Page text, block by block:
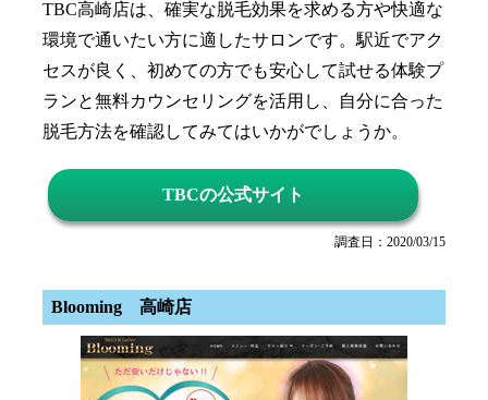
TBC高崎店は、確実な脱毛効果を求める方や快適な
環境で通いたい方に適したサロンです。駅近でアク
セスが良く、初めての方でも安心して試せる体験プ
ランと無料カウンセリングを活用し、自分に合った
脱毛方法を確認してみてはいかがでしょうか。
TBCの公式サイト
調査日：2020/03/15
Blooming 高崎店